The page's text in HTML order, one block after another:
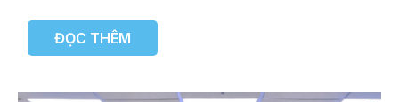
ĐỌC THÊM